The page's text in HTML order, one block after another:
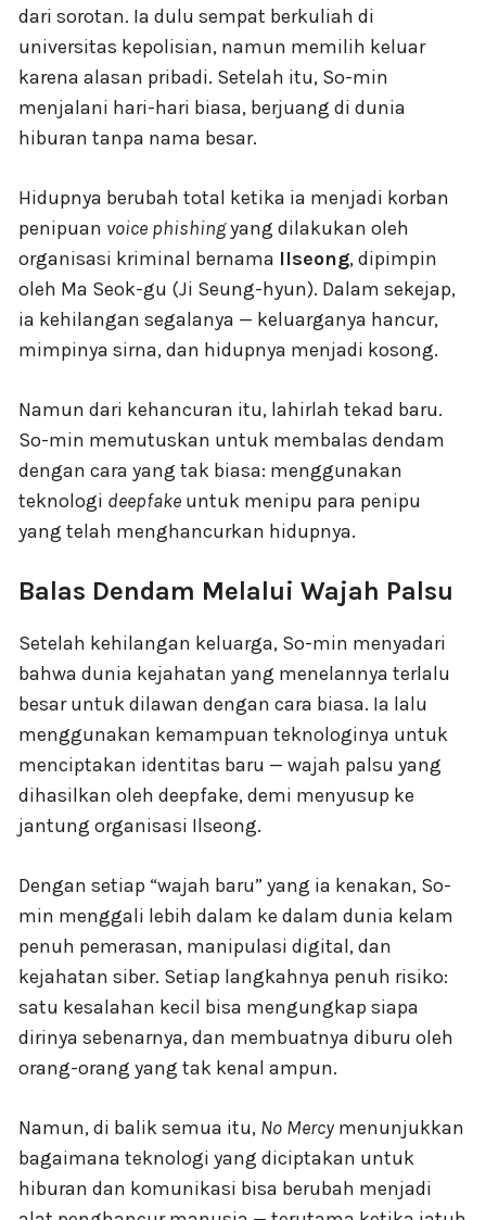
dari sorotan. Ia dulu sempat berkuliah di
universitas kepolisian, namun memilih keluar
karena alasan pribadi. Setelah itu, So-min
menjalani hari-hari biasa, berjuang di dunia
hiburan tanpa nama besar.
Hidupnya berubah total ketika ia menjadi korban
penipuan voice phishingyang dilakukan oleh
organisasi kriminal bernama Ilseong, dipimpin
oleh Ma Seok-gu (Ji Seung-hyun). Dalam sekejap,
ia kehilangan segalanya — keluarganya hancur,
mimpinya sirna, dan hidupnya menjadi kosong.
Namun dari kehancuran itu, lahirlah tekad baru.
So-min memutuskan untuk membalas dendam
dengan cara yang tak biasa: menggunakan
teknologi deepfake untuk menipu para penipu
yang telah menghancurkan hidupnya.
Balas Dendam Melalui Wajah Palsu
Setelah kehilangan keluarga, So-min menyadari
bahwa dunia kejahatan yang menelannya terlalu
besar untuk dilawan dengan cara biasa. Ia lalu
menggunakan kemampuan teknologinya untuk
menciptakan identitas baru — wajah palsu yang
dihasilkan oleh deepfake, demi menyusup ke
jantung organisasi Ilseong.
Dengan setiap “wajah baru” yang ia kenakan, So-
min menggali lebih dalam ke dalam dunia kelam
penuh pemerasan, manipulasi digital, dan
kejahatan siber. Setiap langkahnya penuh risiko:
satu kesalahan kecil bisa mengungkap siapa
dirinya sebenarnya, dan membuatnya diburu oleh
orang-orang yang tak kenal ampun.
Namun, di balik semua itu, No Mercy menunjukkan
bagaimana teknologi yang diciptakan untuk
hiburan dan komunikasi bisa berubah menjadi